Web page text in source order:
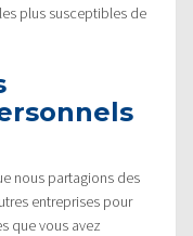
plus susceptibles de
nous partagions des
entreprises pour
que vous avez